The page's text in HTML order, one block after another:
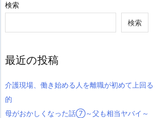
検索
検索
最近の投稿
介護現場、働き始める人を離職が初めて上回
的
母がおかしくなった話⑦～父も相当ヤバイ～